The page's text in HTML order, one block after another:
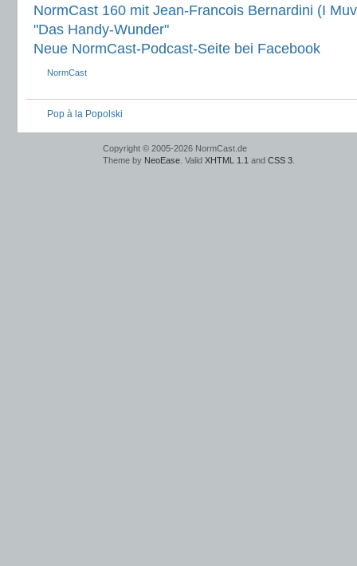
NormCast 160 mit Jean-Francois Bernardini (I
"Das Handy-Wunder"
Neue NormCast-Podcast-Seite bei Facebook
NormCast
Pop à la Popolski
Copyright © 2005-2026 NormCast.de
Theme by NeoEase . Valid XHTML 1.1 and CSS 3